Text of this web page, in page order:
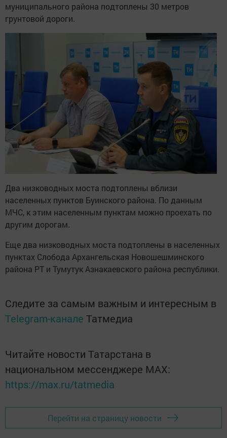
муниципального района подтоплены 30 метров
грунтовой дороги.
Два низководных моста подтоплены вблизи
населенных пунктов Буинского района. По данным
МЧС, к этим населенным пунктам можно проехать по
другим дорогам.
Еще два низководных моста подтоплены в населенных
пунктах Слобода Архангельская Новошешминского
района РТ и Тумутук Азнакаевского района республики.
Следите за самым важным и интересным в
Telegram-канале Татмедиа
Читайте новости Татарстана в
национальном мессенджере MАХ:
https://max.ru/tatmedia
Перейти на страницу новости